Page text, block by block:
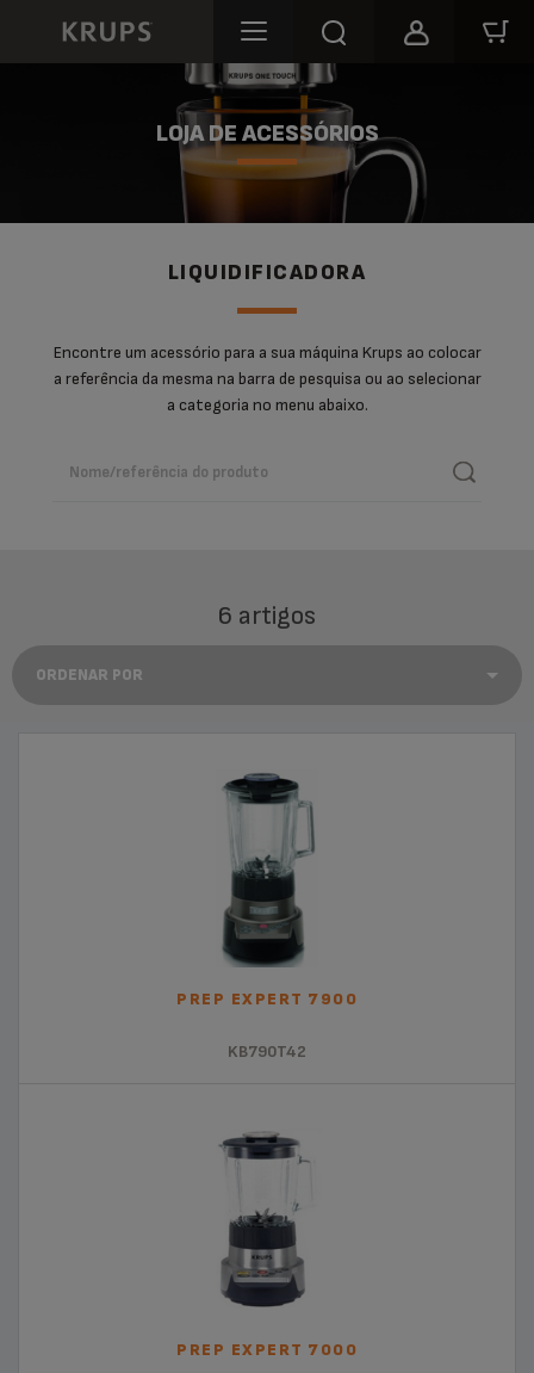
LOJA DE ACESSÓRIOS
LIQUIDIFICADORA
Encontre um acessório para a sua máquina Krups ao colocar
a referência da mesma na barra de pesquisa ou ao selecionar
a categoria no menu abaixo.
6 artigos
PREP EXPERT 7900
KB790T42
PREP EXPERT 7000